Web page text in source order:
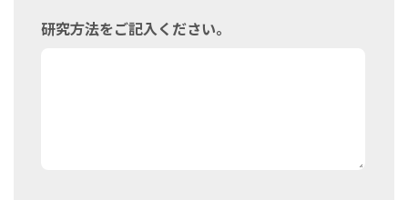
研究方法をご記入ください。